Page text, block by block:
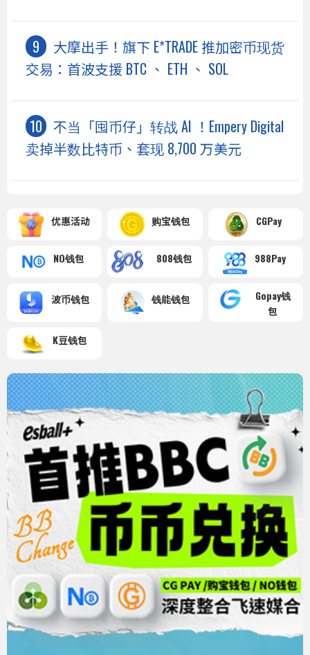
大摩出手！旗下 E*TRADE 推加密币现货
交易：首波支援 BTC 、 ETH 、 SOL
不当「囤币仔」转战 AI ！Empery Digital
卖掉半数比特币、套现 8,700 万美元
优惠活动 购宝钱包 CGPay
NO钱包 808钱包 988Pay
波币钱包 钱能钱包
Gopay钱
包
K豆钱包